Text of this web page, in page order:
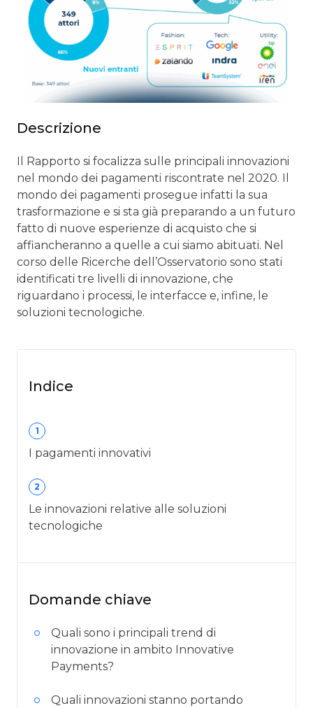
Descrizione
Il Rapporto si focalizza sulle principali innovazioni
nel mondo dei pagamenti riscontrate nel 2020. Il
mondo dei pagamenti prosegue infatti la sua
trasformazione e si sta già preparando a un futuro
fatto di nuove esperienze di acquisto che si
affiancheranno a quelle a cui siamo abituati. Nel
corso delle Ricerche dell’Osservatorio sono stati
identificati tre livelli di innovazione, che
riguardano i processi, le interfacce e, infine, le
soluzioni tecnologiche.
Indice
1
I pagamenti innovativi
2
Le innovazioni relative alle soluzioni
tecnologiche
Domande chiave
Quali sono i principali trend di
innovazione in ambito Innovative
Payments?
Quali innovazioni stanno portando